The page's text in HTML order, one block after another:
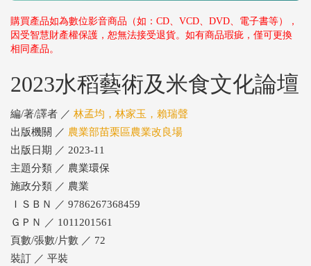
購買產品如為數位影音商品（如：CD、VCD、DVD、電子書等），
因受智慧財產權保護，恕無法接受退貨。如有商品瑕疵，僅可更換
相同產品。
2023水稻藝術及米食文化論壇
編/著/譯者 ／ 林孟均，林家玉，賴瑞聲
出版機關 ／ 農業部苗栗區農業改良場
出版日期 ／ 2023-11
主題分類 ／ 農業環保
施政分類 ／ 農業
ＩＳＢＮ ／ 9786267368459
ＧＰＮ ／ 1011201561
頁數/張數/片數 ／ 72
裝訂 ／ 平裝